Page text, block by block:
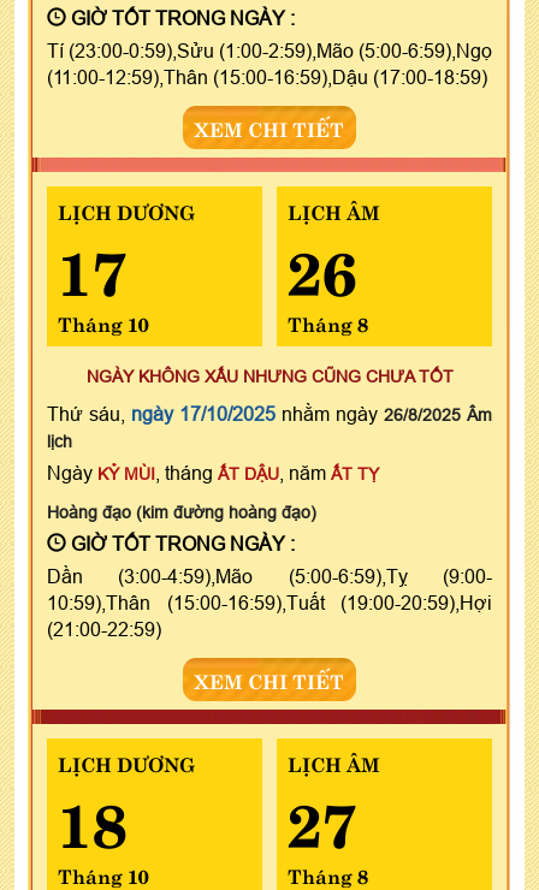
GIỜ TỐT TRONG NGÀY :
Tí (23:00-0:59),Sửu (1:00-2:59),Mão (5:00-6:59),Ngọ
(11:00-12:59),Thân (15:00-16:59),Dậu (17:00-18:59)
XEM CHI TIẾT
LỊCH DƯƠNG
17
Tháng 10
LỊCH ÂM
26
Tháng 8
NGÀY KHÔNG XẤU NHƯNG CŨNG CHƯA TỐT
Thứ sáu, ngày 17/10/2025 nhằm ngày 26/8/2025 Âm
lịch
Ngày KỶ MÙI , tháng ẤT DẬU , năm ẤT TỴ
Hoàng đạo (kim đường hoàng đạo)
GIỜ TỐT TRONG NGÀY :
Dần (3:00-4:59),Mão (5:00-6:59),Tỵ (9:00-
10:59),Thân (15:00-16:59),Tuất (19:00-20:59),Hợi
(21:00-22:59)
XEM CHI TIẾT
LỊCH DƯƠNG
18
Tháng 10
LỊCH ÂM
27
Tháng 8